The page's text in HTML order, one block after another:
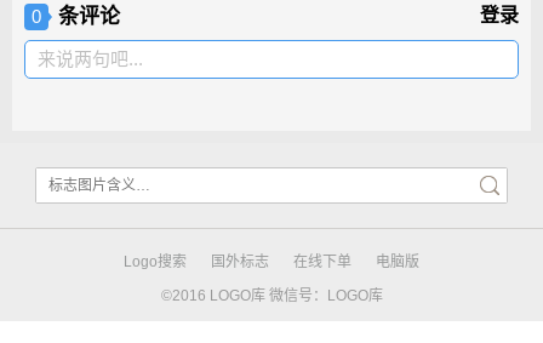
0 条评论 登录
来说两句吧...
Logo搜索 国外标志 在线下单
电脑版
©2016 LOGO库 微信号：LOGO库